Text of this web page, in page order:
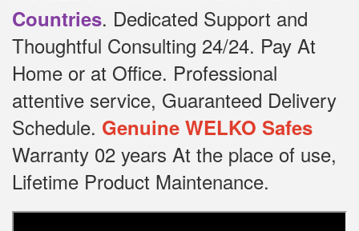
Countries. Dedicated Support and
Thoughtful Consulting 24/24. Pay At
Home or at Office. Professional
attentive service, Guaranteed Delivery
Schedule. Genuine WELKO Safes
Warranty 02 years At the place of use,
Lifetime Product Maintenance.